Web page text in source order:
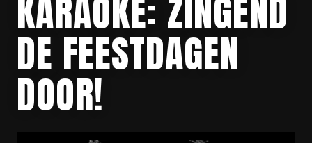
KARAOKE: ZINGEND
DE FEESTDAGEN
DOOR!